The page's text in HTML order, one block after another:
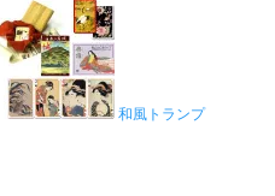
和風トランプ